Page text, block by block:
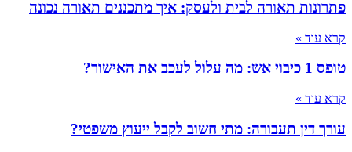
פתרונות תאורה לבית ולעסק: איך מתכננים תאורה נכונה
קרא עוד »
טופס 1 כיבוי אש: מה עלול לעכב את האישור?
קרא עוד »
עורך דין תעבורה: מתי חשוב לקבל ייעוץ משפטי?